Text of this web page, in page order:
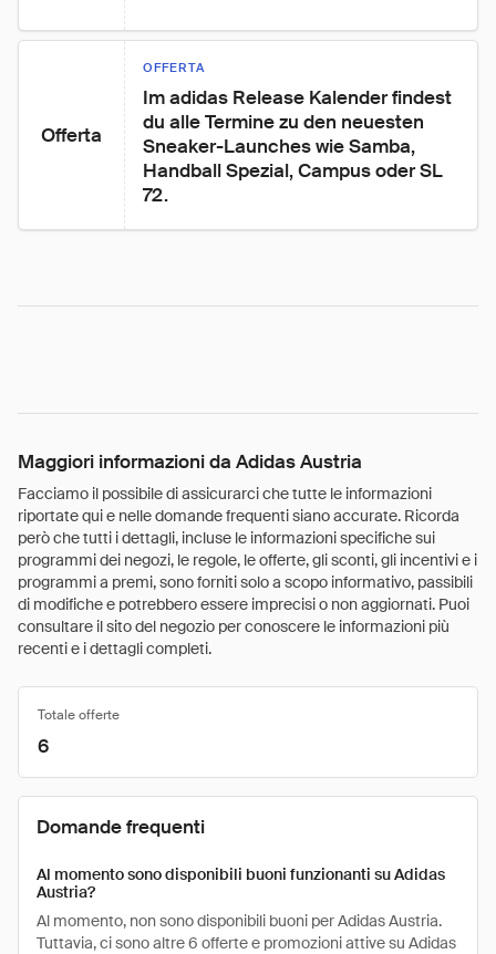
Offerta
OFFERTA
Im adidas Release Kalender findest
du alle Termine zu den neuesten
Sneaker-Launches wie Samba,
Handball Spezial, Campus oder SL
72.
Maggiori informazioni da Adidas Austria
Facciamo il possibile di assicurarci che tutte le informazioni
riportate qui e nelle domande frequenti siano accurate. Ricorda
però che tutti i dettagli, incluse le informazioni specifiche sui
programmi dei negozi, le regole, le offerte, gli sconti, gli incentivi e i
programmi a premi, sono forniti solo a scopo informativo, passibili
di modifiche e potrebbero essere imprecisi o non aggiornati. Puoi
consultare il sito del negozio per conoscere le informazioni più
recenti e i dettagli completi.
Totale offerte
6
Domande frequenti
Al momento sono disponibili buoni funzionanti su Adidas
Austria?
Al momento, non sono disponibili buoni per Adidas Austria.
Tuttavia, ci sono altre 6 offerte e promozioni attive su Adidas